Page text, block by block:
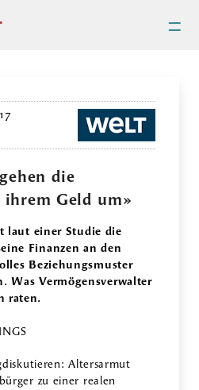
=
die
Geld um»
laut einer Studie die
Finanzen an den
Beziehungsmuster
Was Vermögensverwalter
raten.
Altersarmut
zu einer realen